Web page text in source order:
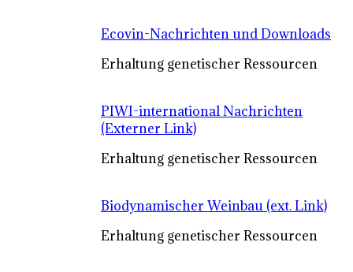
Ecovin-Nachrichten und Downloads
Erhaltung genetischer Ressourcen
PIWI-international Nachrichten
(Externer Link)
Erhaltung genetischer Ressourcen
Biodynamischer Weinbau (ext. Link)
Erhaltung genetischer Ressourcen